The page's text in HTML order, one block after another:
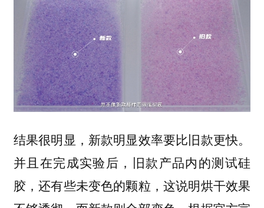
结果很明显，新款明显效率要比旧款更快。
并且在完成实验后，旧款产品内的测试硅
胶，还有些未变色的颗粒，这说明烘干效果